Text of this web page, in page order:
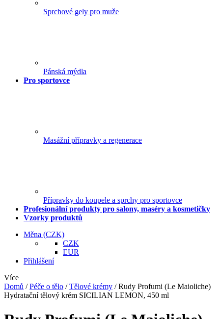
Sprchové gely pro muže
Pánská mýdla
Pro sportovce
Masážní přípravky a regenerace
Přípravky do koupele a sprchy pro sportovce
Profesionální produkty pro salony, maséry a kosmetičky
Vzorky produktů
Měna (CZK)
CZK
EUR
Přihlášení
Více
Domů / Péče o tělo / Tělové krémy / Rudy Profumi (Le Maioliche)
Hydratační tělový krém SICILIAN LEMON, 450 ml